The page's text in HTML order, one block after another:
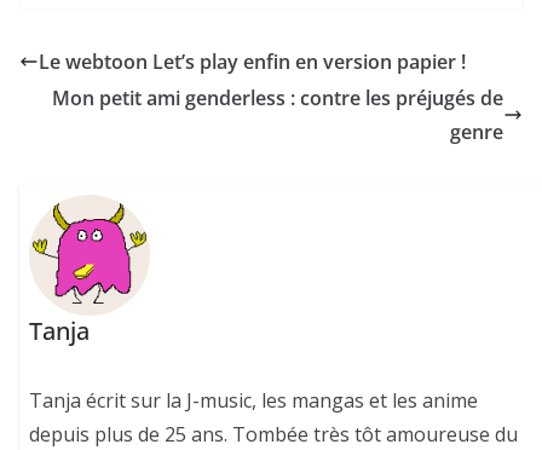
Le webtoon Let’s play enfin en version papier !
Mon petit ami genderless : contre les préjugés de
genre
Tanja
Tanja écrit sur la J-music, les mangas et les anime
depuis plus de 25 ans. Tombée très tôt amoureuse du